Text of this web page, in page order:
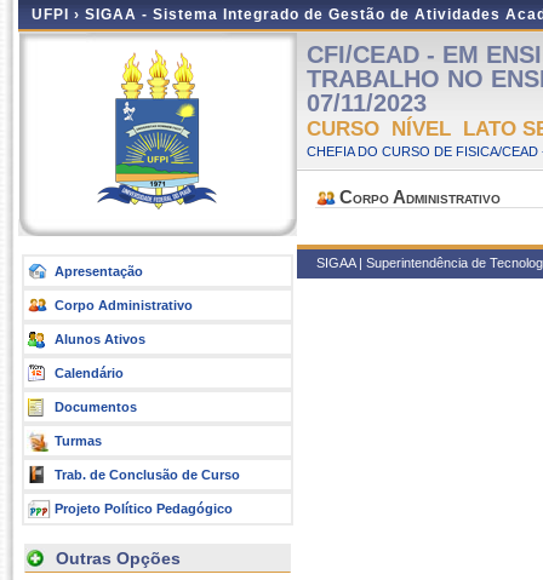
UFPI › SIGAA - Sistema Integrado de Gestão de Atividades
Apresentação
Corpo Administrativo
Alunos Ativos
Calendário
Documentos
Turmas
Trab. de Conclusão de Curso
Projeto Político Pedagógico
Outras Opções
CFI/CEAD - EM
TRABALHO NO
07/11/2023
CURSO NÍVEL LATO
CHEFIA DO CURSO DE FISICA/CEAD
Corpo Administrativo
SIGAA | Superintendência de